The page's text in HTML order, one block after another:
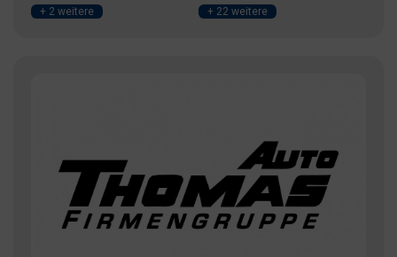
+ 2 weitere + 22 weitere